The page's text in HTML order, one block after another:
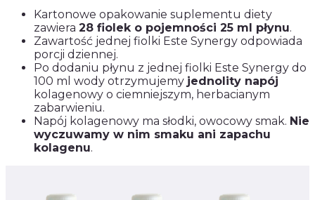
Kartonowe opakowanie suplementu diety
zawiera 28 fiolek o pojemności 25 ml płynu.
Zawartość jednej fiolki Este Synergy odpowiada
porcji dziennej.
Po dodaniu płynu z jednej fiolki Este Synergy do
100 ml wody otrzymujemy jednolity napój
kolagenowy o ciemniejszym, herbacianym
zabarwieniu.
Napój kolagenowy ma słodki, owocowy smak. Nie
wyczuwamy w nim smaku ani zapachu
kolagenu.